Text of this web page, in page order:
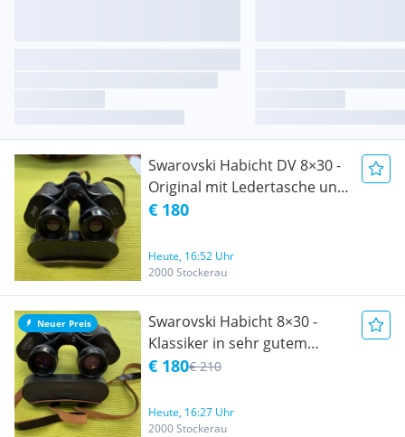
Swarovski Habicht DV 8×30 -
Original mit Ledertasche und
Anleitung
€ 180
Heute, 16:52 Uhr
2000 Stockerau
Neuer Preis
Swarovski Habicht 8×30 -
Klassiker in sehr gutem
Zustand mit Original-
€ 180€ 210
Heute, 16:27 Uhr
2000 Stockerau